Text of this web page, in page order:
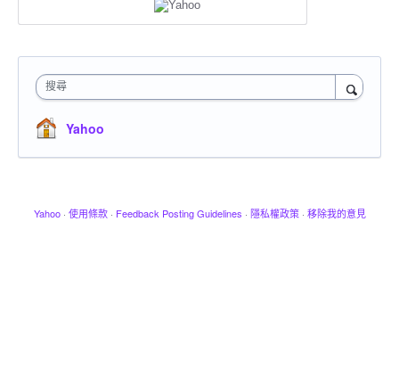
搜尋
Yahoo
Yahoo · 使用條款 · Feedback Posting Guidelines · 隱私權政策 · 移除我的意見